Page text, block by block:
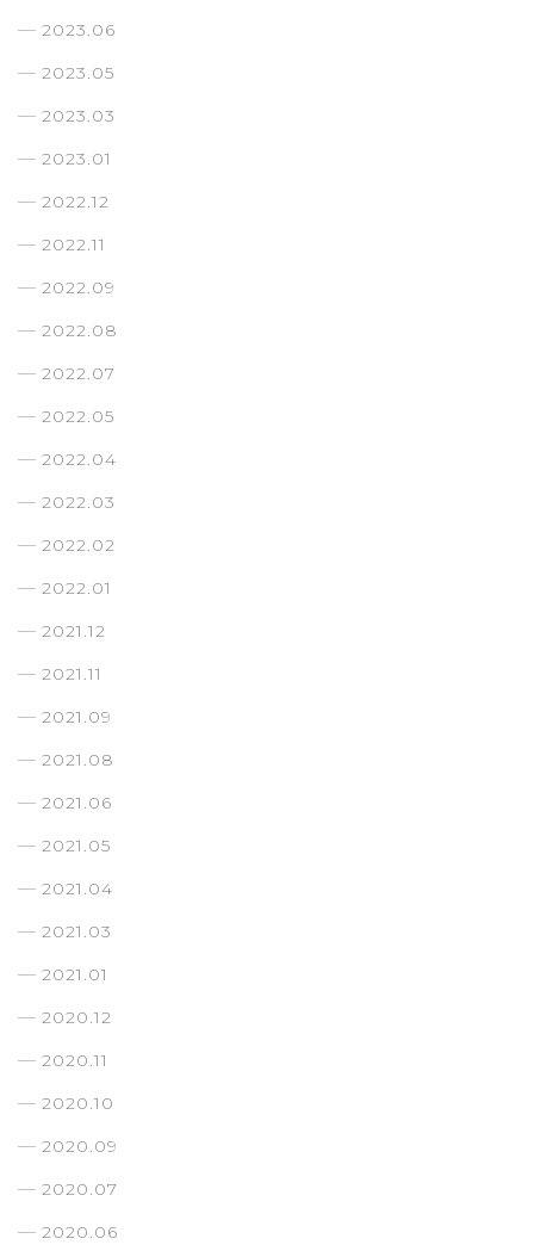
2023.06
2023.05
2023.03
2023.01
2022.12
2022.11
2022.09
2022.08
2022.07
2022.05
2022.04
2022.03
2022.02
2022.01
2021.12
2021.11
2021.09
2021.08
2021.06
2021.05
2021.04
2021.03
2021.01
2020.12
2020.11
2020.10
2020.09
2020.07
2020.06